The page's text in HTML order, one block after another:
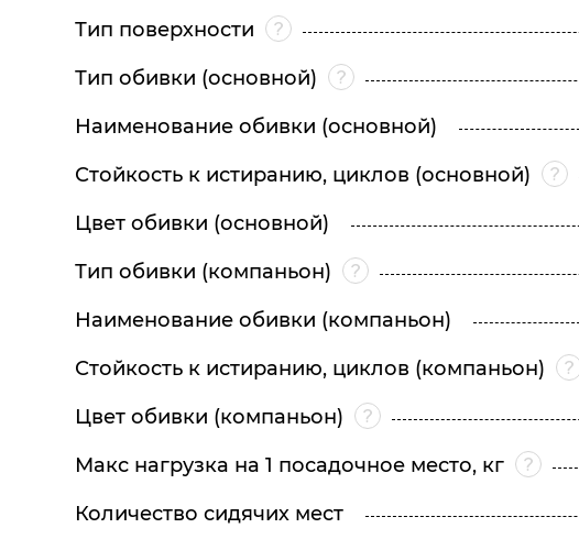
Тип поверхности
Тип обивки (основной)
Наименование обивки (основной)
Стойкость к истиранию, циклов (основной)
Цвет обивки (основной)
Тип обивки (компаньон)
Наименование обивки (компаньон)
Стойкость к истиранию, циклов (компаньон)
Цвет обивки (компаньон)
Макс нагрузка на 1 посадочное место, кг
Количество сидячих мест